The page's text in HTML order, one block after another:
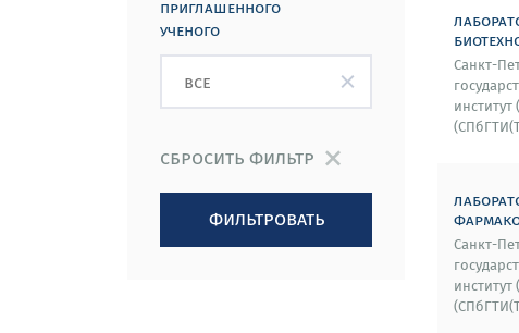
приглашенного
ученого
сбросить фильтр
фильтровать
Санкт-
Санкт-